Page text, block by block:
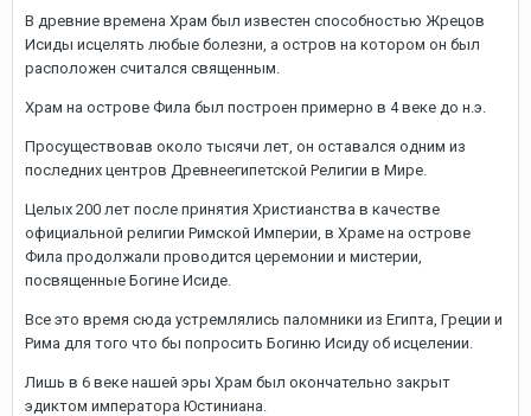
В древние времена Храм был известен способностью Жрецов
Исиды исцелять любые болезни, а остров на котором он был
расположен считался священным.
Храм на острове Фила был построен примерно в 4 веке до н.э.
Просуществовав около тысячи лет, он оставался одним из
последних центров Древнеегипетской Религии в Мире.
Целых 200 лет после принятия Христианства в качестве
официальной религии Римской Империи, в Храме на острове
Фила продолжали проводится церемонии и мистерии,
посвященные Богине Исиде.
Все это время сюда устремлялись паломники из Египта, Греции и
Рима для того что бы попросить Богиню Исиду об исцелении.
Лишь в 6 веке нашей эры Храм был окончательно закрыт
эдиктом императора Юстиниана.